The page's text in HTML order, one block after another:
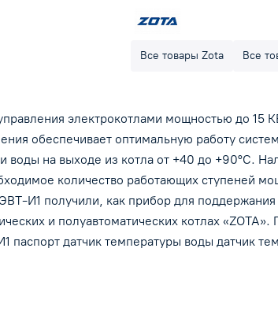
поддерживая температуру
+90°С. Наличие ступеней
работающих ступеней
вручную с помощью
распространение Панели
получили, как прибор для
встроенного блока-ТЭН во
пеллетных,
котлах «ZOTA». ПУ ЭВТ - И1 (3 кВт) [для "Econom" -
Все товары Zota Все
электрокотлами мощностью до 15
обеспечивает оптимальную работу
воды на выходе из котла от +40 до +90°С.
количество работающих ступеней
И1 получили, как прибор для
и полуавтоматических котлах
паспорт датчик температуры воды датчик